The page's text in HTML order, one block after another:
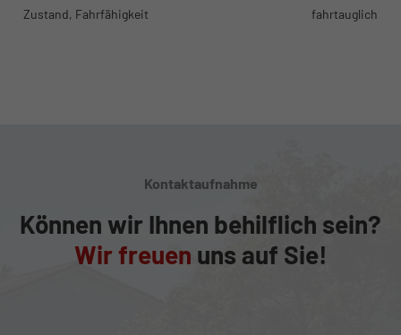
Zustand, Fahrfähigkeit
fahrtauglich
Kontaktaufnahme
Können wir Ihnen behilflich sein?
Wir freuen uns auf Sie!